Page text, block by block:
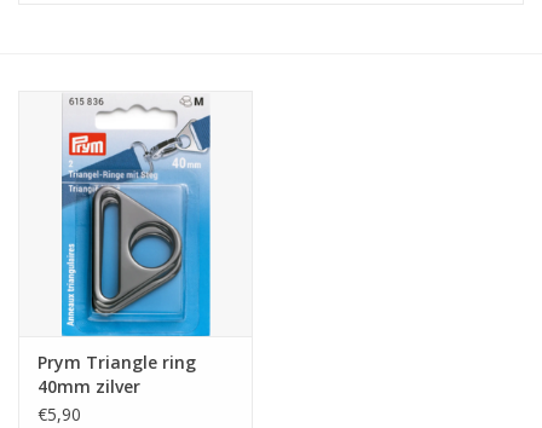
Breien en haken
Handwerk
Workshop
Sale / Coupons
Prym Triangle ring
40mm zilver
€5,90